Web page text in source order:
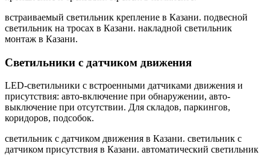
встраиваемый светильник крепление в Казани. подвесной
светильник на тросах в Казани. накладной светильник
монтаж в Казани.
Светильники с датчиком движения
LED-светильники с встроенными датчиками движения и
присутствия: авто-включение при обнаружении, авто-
выключение при отсутствии. Для складов, паркингов,
коридоров, подсобок.
светильник с датчиком движения в Казани. светильник с
датчиком присутствия в Казани. автоматический светильник